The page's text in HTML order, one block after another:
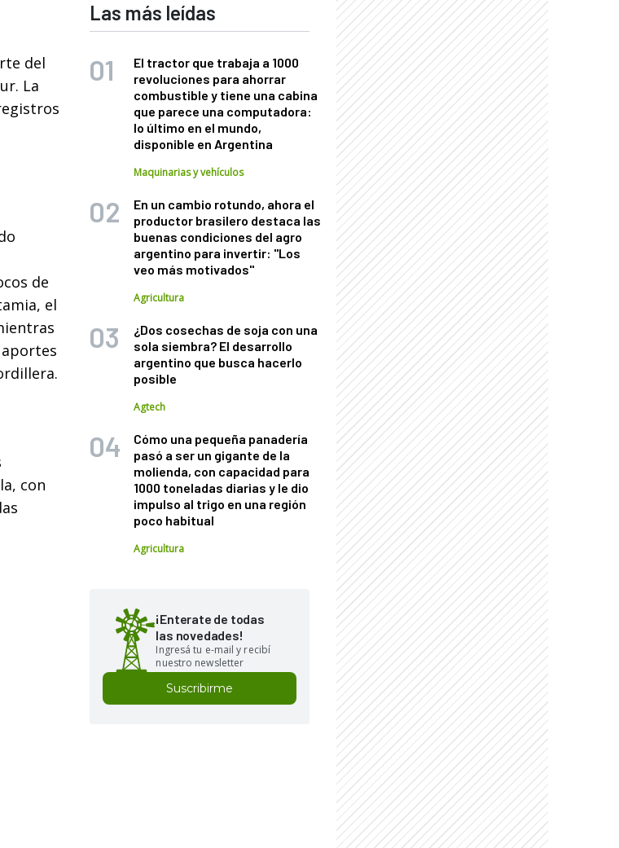
del
La
de
el
con
Las más leídas
El tractor que trabaja a 1000
revoluciones para ahorrar
combustible y tiene una cabina
que parece una computadora:
lo último en el mundo,
disponible en Argentina
Maquinarias y vehículos
En un cambio rotundo, ahora el
productor brasilero destaca las
buenas condiciones del agro
argentino para invertir: "Los
veo más motivados"
Agricultura
¿Dos cosechas de soja con una
sola siembra? El desarrollo
argentino que busca hacerlo
posible
Agtech
Cómo una pequeña panadería
pasó a ser un gigante de la
molienda, con capacidad para
1000 toneladas diarias y le dio
impulso al trigo en una región
poco habitual
Agricultura
¡Enterate de todas
las novedades!
Ingresá tu e-mail y recibí
nuestro newsletter
Suscribirme